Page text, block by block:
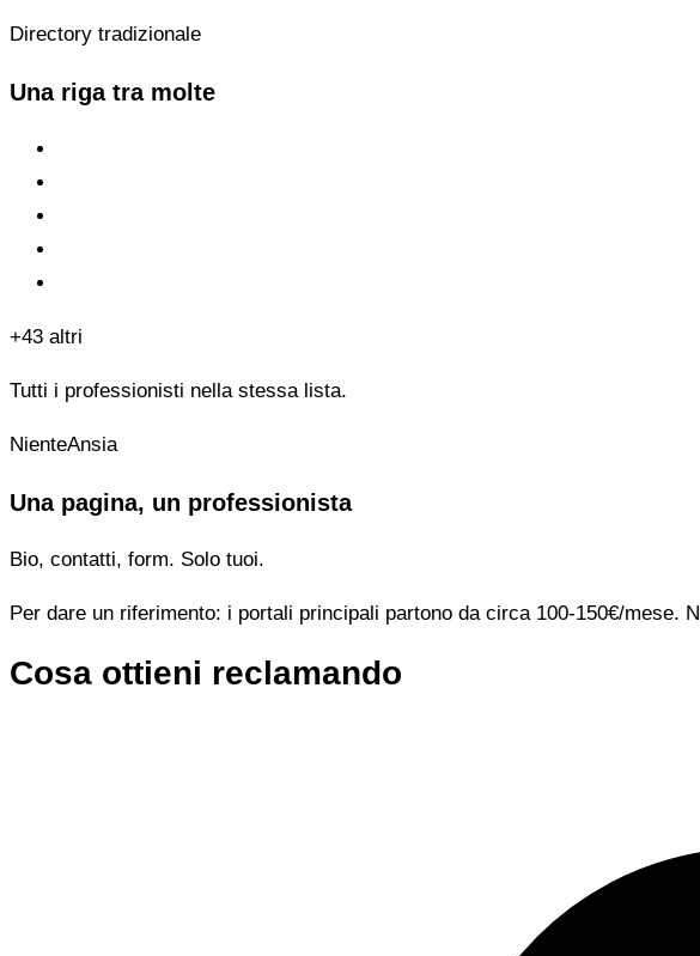
Directory tradizionale
Una riga tra molte
+43 altri
Tutti i professionisti nella stessa lista.
NienteAnsia
Una pagina, un professionista
Bio, contatti, form. Solo tuoi.
Per dare un riferimento: i portali principali partono da circa 100-150€/mese.
Cosa ottieni reclamando